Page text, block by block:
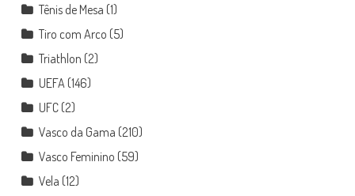
Tênis de Mesa (1)
Tiro com Arco (5)
Triathlon (2)
UEFA (146)
UFC(2)
Vasco da Gama (210)
Vasco Feminino (59)
Vela (12)